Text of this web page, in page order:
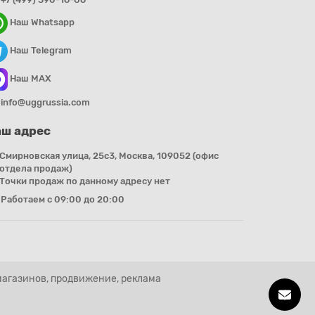
Ознакомьтесь с нашей таблицей размеров и
сидят комфортно и не ограничивают ваши
Вы можете выбрать классические нейтральные
варианты. Найдите перчатки, которые лучше
Обратите внимание на модели с
Мы предлагаем только оригинальные
Наш Whatsapp
Наш Telegram
Наш MAX
info@uggrussia.com
адрес
Смирновская улица, 25с3, Москва, 109052 (офис
отдела продаж)
Точки продаж по данному адресу нет
Работаем с 09:00 до 20:00
продвижение, реклама